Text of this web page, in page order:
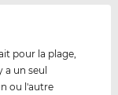
pour la plage,
a un seul
ou l'autre